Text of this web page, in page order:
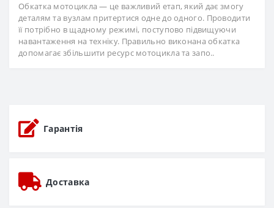
Обкатка мотоцикла — це важливий етап, який дає змогу
деталям та вузлам притертися одне до одного. Проводити
її потрібно в щадному режимі, поступово підвищуючи
навантаження на техніку. Правильно виконана обкатка
допомагає збільшити ресурс мотоцикла та запо..
Гарантія
Доставка